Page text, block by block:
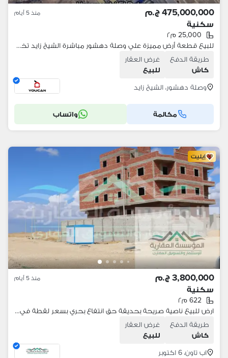
475,000,000 ج.م منذ 5 أيام
سكنية
25,000 م٢
للبيع قطعة أرض مميزة علي وصلة دهشور مباشرة الشيخ زايد تخصيص تجاري سكني
طريقة الدفع
كاش
غرض العقار
للبيع
وصلة دهشور، الشيخ زايد
مكالمة واتساب
إيليت
3,800,000 ج.م منذ 5 أيام
سكنية
622 م٢
ارض للبيع ناصية صريحة بحديقة حق انتفاع بحري بسعر لقطة في اب تاون اكتوبر قرب المونوريل
طريقة الدفع
كاش
غرض العقار
للبيع
اب تاون، 6 اكتوبر